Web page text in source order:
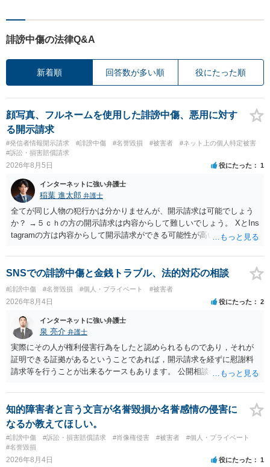
誹謗中傷の法律Q&A
新着順 回答数が多い順 役にたった順
顔写真、フルネームを使用した誹謗中傷、悪用に対す
る開示請求
#発信者情報開示請求 #誹謗中傷 #名誉毀損 #被害者
#ネット上の個人特定被害
#訴訟・損害賠償請求
2026年8月5日 役にたった 1
インターネットに強い弁護士
稲葉 進太郎 弁護士
全てが同じ人物の犯行かは分かりませんが、開示請求は可能でしょう
か？ →５ｃｈの方の開示請求は内容からして難しいでしょう。 XとIns
tagramの方は内容からして開示請求ができる可能性が高いでしょう。
いでしょう。７月中にアカウントが削除されている場合、今から進め
ても失敗する可能性が高いように思われます。 相手を特定できた場
合、相手に全ての弁護士費用を負担させることは可能でしょうか？ →
訴訟外の交渉で相手方が認めれば負担させることができるでしょう。
訴訟で判決となった場合は、実際の弁護士費用が認められる場合と認
められない場合があり何ともいえないところでしょう。
SNSでの誹謗中傷と金銭トラブル、法的対応の相談
#誹謗中傷 #名誉毀損 #個人・プライベート #被害者
2026年8月4日 役にたった 2
インターネットに強い弁護士
泉 亮介 弁護士
実際にその人が権利侵害行為をしたと認められるものであり，それが
証明できる証拠があるということであれば，開示請求を経ずに慰謝料
請求等を行うことが出来るケースもあります。 公開相談の場では回答
に個別に相談されると良いでしょう。
知的障害者と言う文言が名誉毀損か名誉感情の侵害に
なるか教えてほしい。
#誹謗中傷 #訴訟・損害賠償請求 #肖像権侵害 #被害者
#個人・プライベート
#名誉毀損
2026年8月4日 役にたった 1